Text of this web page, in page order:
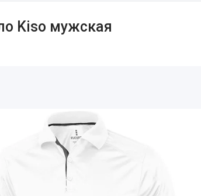
Kiso мужская